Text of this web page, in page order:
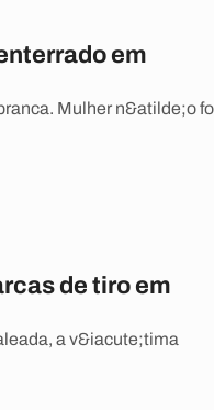
em
Mulher n&atilde;o
de tiro em
a v&iacute;tima